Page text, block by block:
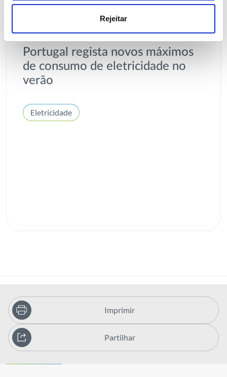
Rejeitar
06 JULHO 2026
Portugal regista novos máximos
de consumo de eletricidade no
verão
Eletricidade
Imprimir
Partilhar